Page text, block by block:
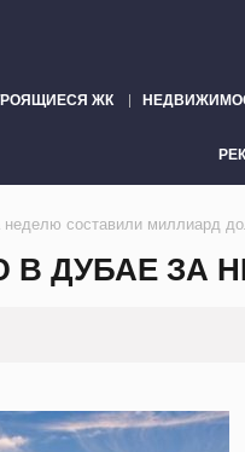
ЖК
составили миллиард
ДУБАЕ ЗА